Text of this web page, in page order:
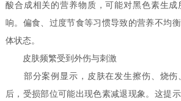
酸合成相关的营养物质，可能对黑色素生
响。偏食、过度节食等习惯导致的营养不均
体状态。
皮肤频繁受到外伤与刺激
部分案例显示，皮肤在发生擦伤、烧伤
后，受损部位可能出现色素减退现象。这提